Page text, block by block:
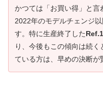
かつては「お買い得」と言
2022年のモデルチェンジ
す。特に生産終了した
り、今後もこの傾向は続
ている方は、早めの決断が